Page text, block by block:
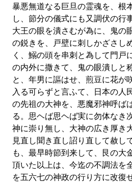
暴悪無道なる巨旦の霊魂を、根
し、節分の儀式にも又調伏の行
大王の眼を潰さむが為に、鬼の
の鋭きを、戸壁に刺しかざさし
く、鰯の頭を串刺と為して門戸
の内外に撒きて、鬼の眼潰しと
と、年男に謳はせ、煎豆に花が
入る可らずと言ふて、日本の人
の先祖の大神を、悪魔邪神呼ば
る。思ヘば思ヘば実に勿体なき
神に崇り無し、大神の広き厚き
見直し聞き直し詔り直して赦し
も、最早時節到来して、艮の大
頂いた以上は、今迄の不調法を
を五六七の神政の行り方に改復